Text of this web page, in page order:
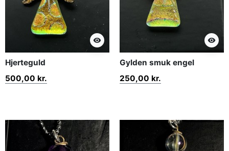
visibility
Hjerteguld
500,00 kr.
visibility
Gylden smuk engel
250,00 kr.